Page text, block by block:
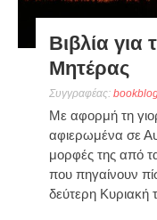
Βιβλία για
Μητέρας
Συγγραφέας:
Με αφορμή τη
αφιερωμένα σε
μορφές της από
που πηγαίνουν
δεύτερη Κυριακή